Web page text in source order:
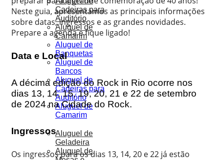
Cadeiras para
Auditório
Aluguel de
Camarim
Aluguel de
Banquetas
Aluguel de
Bancos
Aluguel de
Cadeiras para
Auditório
Aluguel de
Camarim
Aluguel de
Geladeira
Aluguel de
Neste guia, apresentamos as principais informações
sobre datas, ingressos e as grandes novidades.
Prepare a agenda e fique ligado!
Data e Local
A décima edição do Rock in Rio ocorre nos
dias 13, 14, 15, 19, 20, 21 e 22 de setembro
de 2024 na Cidade do Rock.
Ingressos
Os ingressos para os dias 13, 14, 20 e 22 já estão